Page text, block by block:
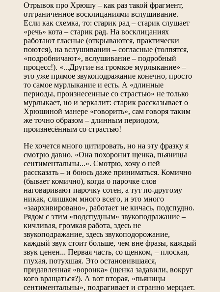
Отрывок про Хрюшу – как раз такой фрагмент,
отграниченное восклицаниями вслушивание.
Если как схемка, то: старик рад – старик слушает
«речь» кота – старик рад. На восклицаниях
работают гласные (открываются, практически
поются), на вслушивании – согласные (толпятся,
«подробничают», вслушивание – подробный
процесс!). «...Другие на громкое мурлыкание» –
это уже прямое звукоподражание конечно, просто
то самое мурлыкание и есть. А «длинные
периоды, произнесенные со страстью» не только
мурлыкает, но и зеркалит: старик рассказывает о
Хрюшиной манере «говорить», сам говоря таким
же точно образом – длинным периодом,
произнесённым со страстью!
Не хочется много цитировать, но на эту фразку я
смотрю давно. «Она похоронит щенка, пьяницы
сентиментальны...». Смотрю, хочу о ней
рассказать – и боюсь даже приниматься. Комично
(бывает комично), когда о парочке слов
наговаривают парочку сотен, а тут по-другому
никак, слишком много всего, и это много
«заархивировано», работает не кичась, подспудно.
Рядом с этим «подспудным» звукоподражание –
кичливая, громкая работа, здесь не
звукоподражание, здесь звукоподорожание,
каждый звук стоит больше, чем вне фразы, каждый
звук ценен... Первая часть, со щенком, – плоская,
глухая, потухшая. Это остановившаяся,
придавленная «воронка» (щенка задавили, вокруг
кого вращаться?). А вот вторая, «пьяницы
сентиментальны», подрагивает и странно мерцает.